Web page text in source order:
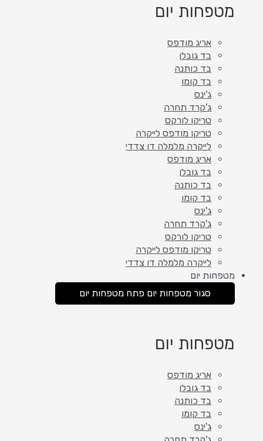
מטפחות יום
אריג מודפס
בד גובלן
בד כותנה
בד קומו
ג'ינס
ג'קרד תחרה
טריקו לורקס
טריקו מודפס לייקרה
לייקרה מלמלה דו צדדי
אריג מודפס
בד גובלן
בד כותנה
בד קומו
ג'ינס
ג'קרד תחרה
טריקו לורקס
טריקו מודפס לייקרה
לייקרה מלמלה דו צדדי
מטפחות יום
סגור מטפחות יום פתח מטפחות יום
מטפחות יום
אריג מודפס
בד גובלן
בד כותנה
בד קומו
ג'ינס